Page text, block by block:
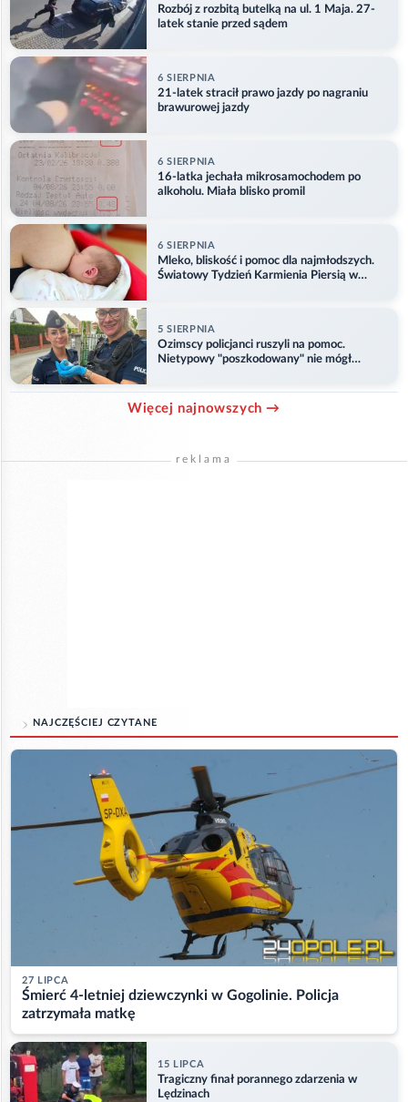
Rozbój z rozbitą butelką na ul. 1 Maja. 27-
latek stanie przed sądem
6 SIERPNIA
21-latek stracił prawo jazdy po nagraniu
brawurowej jazdy
6 SIERPNIA
16-latka jechała mikrosamochodem po
alkoholu. Miała blisko promil
6 SIERPNIA
Mleko, bliskość i pomoc dla najmłodszych.
Światowy Tydzień Karmienia Piersią w
5 SIERPNIA
Ozimscy policjanci ruszyli na pomoc.
Nietypowy "poszkodowany" nie mógł
Więcej najnowszych →
reklama
NAJCZĘŚCIEJ CZYTANE
27 LIPCA
Śmierć 4-letniej dziewczynki w Gogolinie. Policja
zatrzymała matkę
15 LIPCA
Tragiczny finał porannego zdarzenia w
Lędzinach